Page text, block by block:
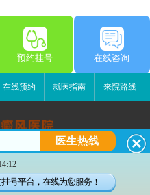
预约挂号 在线咨询
在线预约 就医指南 来院路线
医院
国路2号
白癜风医院
医生热线
号平台，在线为您服务！